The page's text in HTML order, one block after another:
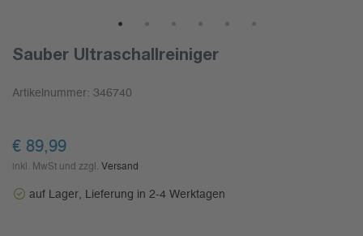
Sauber Ultraschallreiniger
Artikelnummer: 346740
€ 89,99
inkl. MwSt und zzgl. Versand
auf Lager, Lieferung in 2-4 Werktagen